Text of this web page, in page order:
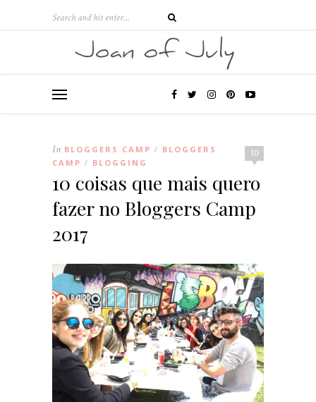
10
In BLOGGERS CAMP / BLOGGERS
CAMP / BLOGGING
10 coisas que mais quero
fazer no Bloggers Camp
2017